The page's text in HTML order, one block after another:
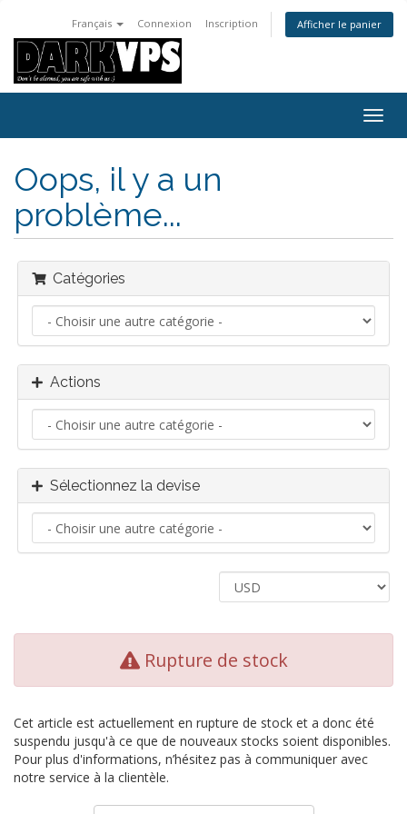
Français Connexion Inscription Afficher le panier
la
Oops, il y a un
problème...
Catégories
Actions
Sélectionnez la devise
Rupture de stock
Cet article est actuellement en rupture de stock et a donc été
suspendu jusqu'à ce que de nouveaux stocks soient disponibles.
Pour plus d'informations, n’hésitez pas à communiquer avec
notre service à la clientèle.